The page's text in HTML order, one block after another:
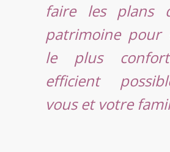
faire les plans
patrimoine pour
le plus
efficient
vous et votre